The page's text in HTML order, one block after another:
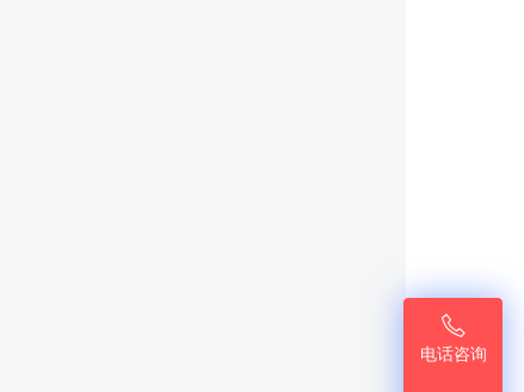

电话咨询